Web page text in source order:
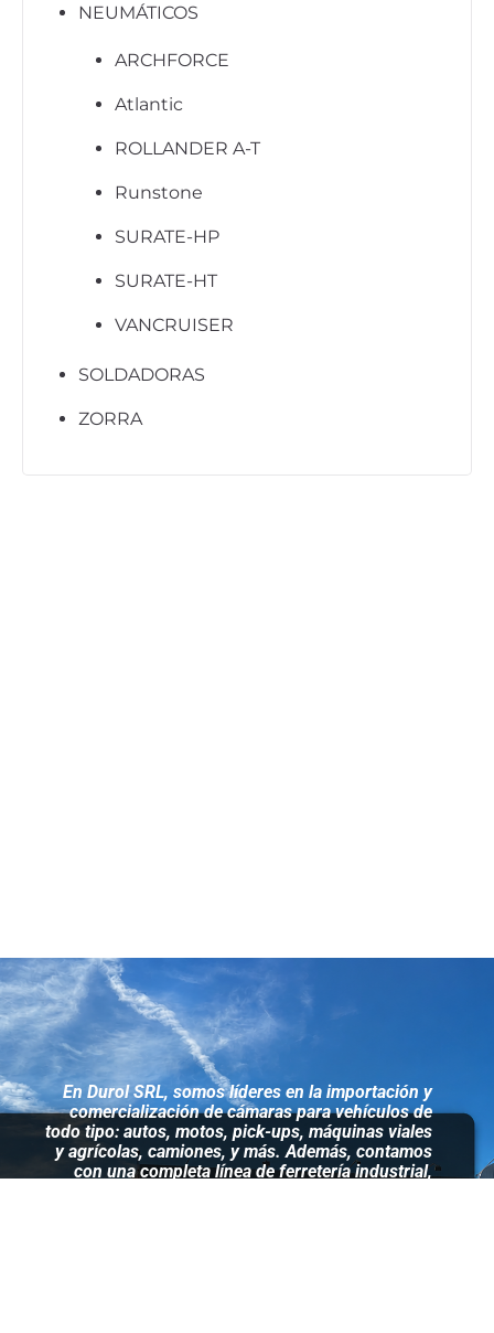
NEUMÁTICOS
ARCHFORCE
Atlantic
ROLLANDER A-T
Runstone
SURATE-HP
SURATE-HT
VANCRUISER
SOLDADORAS
ZORRA
En Durol SRL, somos líderes en la importación y
comercialización de cámaras para vehículos de
todo tipo: autos, motos, pick-ups, máquinas viales
y agrícolas, camiones, y más. Además, contamos
con una completa línea de ferretería industrial,